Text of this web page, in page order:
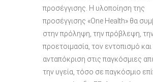
προσέγγισης. Η υλοποίηση της
προσέγγισης «One Health» θα
στην πρόληψη, την πρόβλεψη,
προετοιμασία, τον εντοπισμό και
ανταπόκριση στις παγκόσμιες
την υγεία, τόσο σε παγκόσμιο